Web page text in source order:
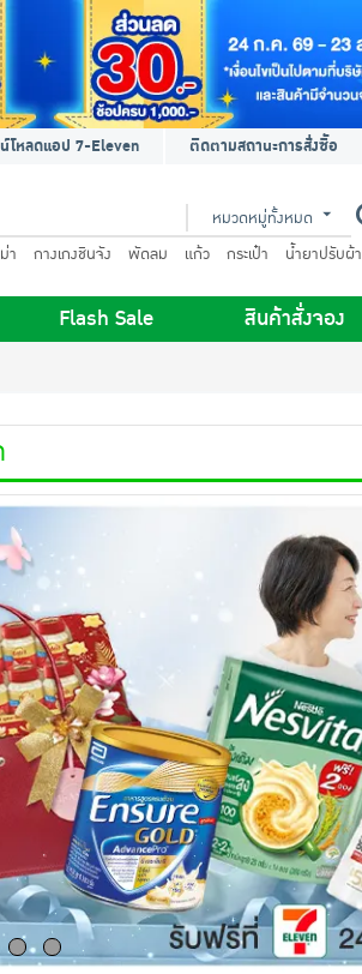
โหลดแอป 7-Eleven ติดตามสถานะการสั่งซื้อ
หมวดหมู่ทั้งหมด
า กางเกงชินจัง พัดลม แก้ว กระเป๋า
น้ำยาปรับผ้า
Flash Sale สินค้าสั่งจอง